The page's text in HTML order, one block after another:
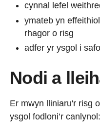
cynnal lefel
ymateb yn
rhagor o risg
adfer yr ysgol i
Nodi a
Er mwyn lliniaru'r risg
ysgol fodloni’r canlynol: